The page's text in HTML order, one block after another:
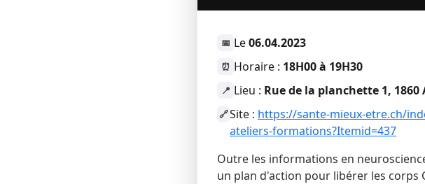
📅 Le06.04.2023
⏰ Horaire : 18H00 à 19H30
📍 Lieu : Rue de la planchette 1, 1860
🔗Site : https://sante-mieux-etre.ch/
ateliers-formations?Itemid=437
Outre les informations en
un plan d'action pour libérer les corps